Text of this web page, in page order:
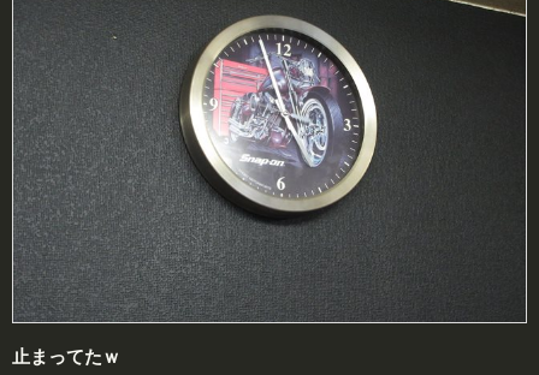
止まってたｗ